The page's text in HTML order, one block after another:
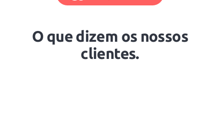
O que dizem os nossos
clientes.